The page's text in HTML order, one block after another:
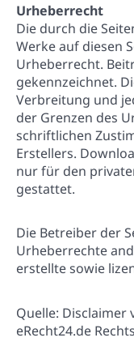
Urheberrecht
Die durch die
Werke auf diesen
Urheberrecht.
gekennzeichnet.
Verbreitung und
der Grenzen des
schriftlichen
Erstellers.
nur für den
gestattet.
Die Betreiber der
Urheberrechte
erstellte sowie
Quelle: Disclaimer
eRecht24.de